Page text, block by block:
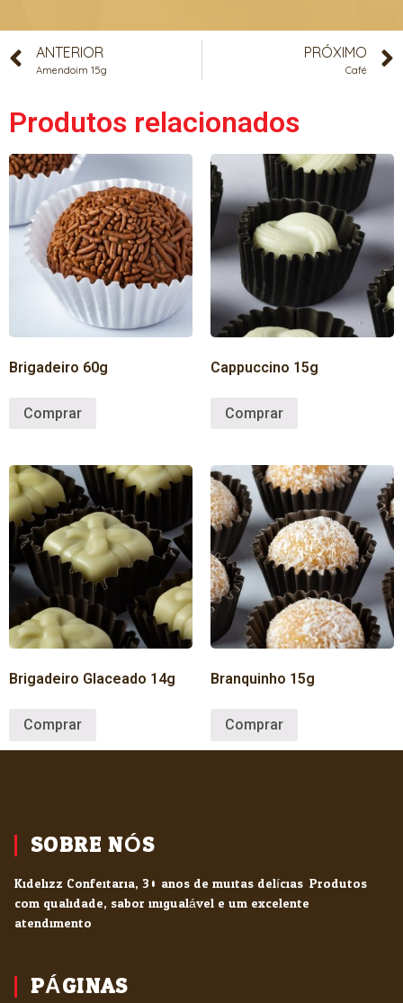
ANTERIOR
Amendoim 15g
PRÓXIMO
Café
Produtos relacionados
Brigadeiro 60g
Comprar
Cappuccino 15g
Comprar
Brigadeiro Glaceado 14g
Comprar
Branquinho 15g
Comprar
SOBRE NÓS
Kidelizz Confeitaria, 30 anos de muitas delícias. Produtos
com qualidade, sabor inigualável e um excelente
atendimento.
PÁGINAS